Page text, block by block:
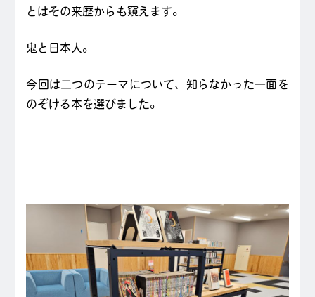
とはその来歴からも窺えます。
鬼と日本人。
今回は二つのテーマについて、知らなかった一面を
のぞける本を選びました。